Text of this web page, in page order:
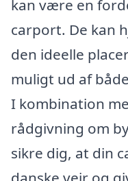
kan være en
carport. De kan
den ideelle
muligt ud af
I kombination
rådgivning om
sikre dig, at din